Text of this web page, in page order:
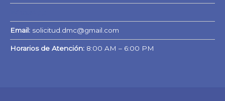
Email: solicitud.dmc@gmail.com
Horarios de Atención: 8:00 AM – 6:00 PM